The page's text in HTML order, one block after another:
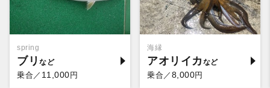
spring
ブリ
乗合／ 11,000円
海縁
アオリイカ
乗合／ 8,000円